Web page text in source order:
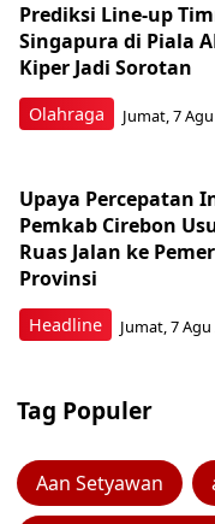
Olahraga
Prediksi Line-up
Singapura di Piala
Kiper Jadi Sorotan
Jumat, 7
Headline
Upaya Percepatan
Pemkab Cirebon
Ruas Jalan ke
Provinsi
Jumat, 7 Agu
Tag Populer
Aan Setyawan